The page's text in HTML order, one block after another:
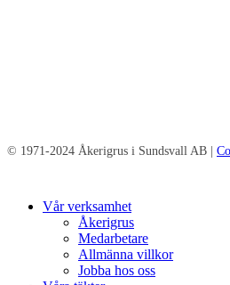
© 1971-2024 Åkerigrus i Sundsvall AB |
Close
Vår verksamhet
Åkerigrus
Medarbetare
Allmänna villkor
Jobba hos oss